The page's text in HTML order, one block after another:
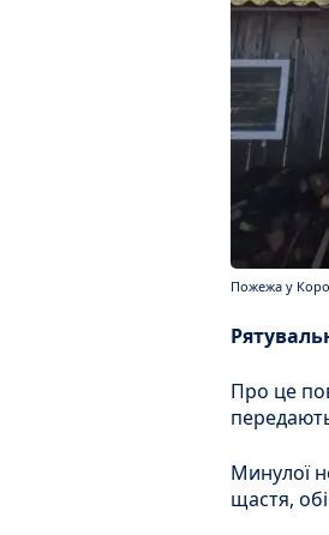
Пожежа у
Про це
Минулої
щастя,